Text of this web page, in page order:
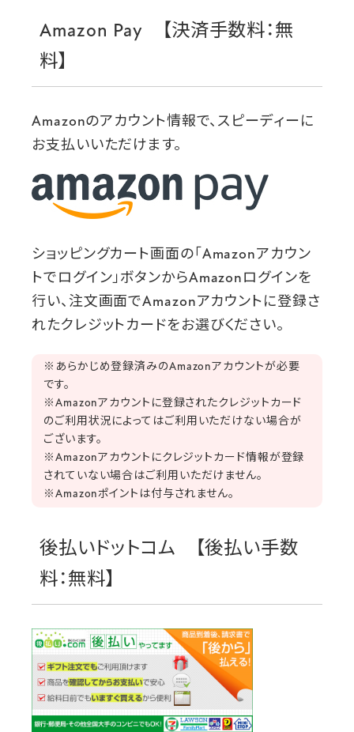
Amazon Pay 【決済手数料：無
料】
Amazonのアカウント情報で、スピーディーに
お支払いいただけます。
ショッピングカート画面の「Amazonアカウン
トでログイン」ボタンからAmazonログインを
行い、注文画面でAmazonアカウントに登録さ
れたクレジットカードをお選びください。
※あらかじめ登録済みのAmazonアカウントが必要
です。
※Amazonアカウントに登録されたクレジットカード
のご利用状況によってはご利用いただけない場合が
ございます。
※Amazonアカウントにクレジットカード情報が登録
されていない場合はご利用いただけません。
※Amazonポイントは付与されません。
後払いドットコム 【後払い手数
料：無料】